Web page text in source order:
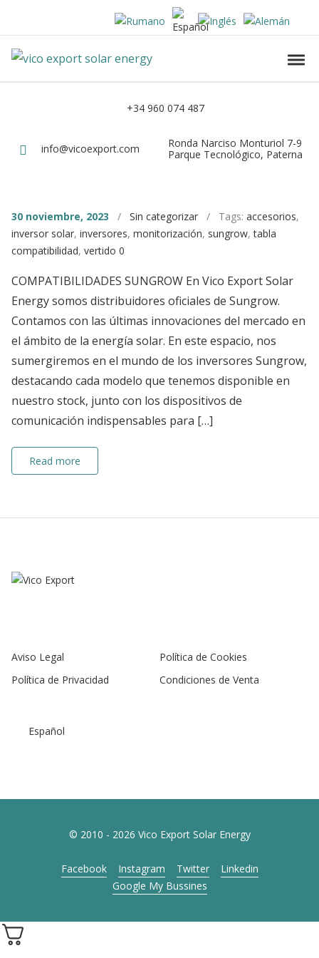
Vico Export Solar Energy
Teléfono
+34 960 074 487
Email
info@vicoexport.com Dirección
Ronda Narciso Monturiol 7-9
Parque Tecnológico, Paterna
30 noviembre, 2023 / Sin categorizar / Tags: accesorios,
inversor solar, inversores, monitorización, sungrow,tabla
compatibilidad, vertido 0
COMPATIBILIDADES SUNGROW En Vico Export Solar
Energy somos distribuidores oficiales de Sungrow.
Contamos con las últimas innovaciones del mercado en
el ámbito de la energía solar. En este espacio, nos
sumergiremos en el mundo de los inversores Sungrow,
destacando cada modelo que tenemos disponible en
nuestro stock, junto con los dispositivos de
comunicación indispensables para […]
Read more
Aviso Legal
Política de Cookies
Política de Privacidad
Condiciones de Venta
Español
© 2010 - 2026 Vico Export Solar Energy
Facebook Instagram Twitter
Linkedin
Google My Bussines